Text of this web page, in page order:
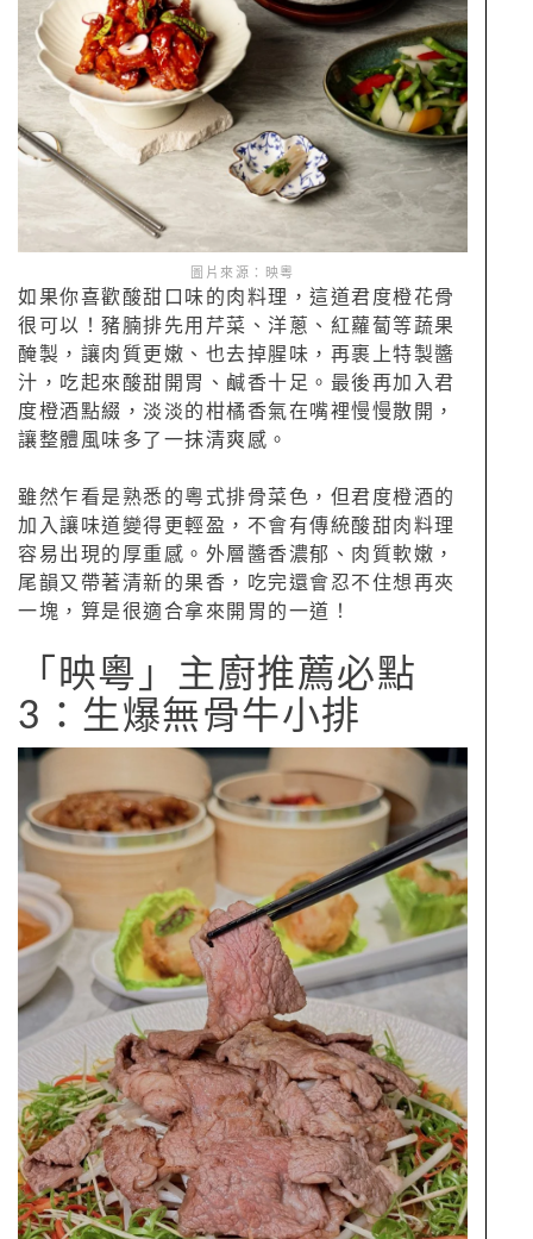
圖片來源：映粵
如果你喜歡酸甜口味的肉料理，這道君度橙花骨
很可以！豬腩排先用芹菜、洋蔥、紅蘿蔔等蔬果
醃製，讓肉質更嫩、也去掉腥味，再裹上特製醬
汁，吃起來酸甜開胃、鹹香十足。最後再加入君
度橙酒點綴，淡淡的柑橘香氣在嘴裡慢慢散開，
讓整體風味多了一抹清爽感。
雖然乍看是熟悉的粵式排骨菜色，但君度橙酒的
加入讓味道變得更輕盈，不會有傳統酸甜肉料理
容易出現的厚重感。外層醬香濃郁、肉質軟嫩，
尾韻又帶著清新的果香，吃完還會忍不住想再夾
一塊，算是很適合拿來開胃的一道！
「映粵」主廚推薦必點
3：生爆無骨牛小排